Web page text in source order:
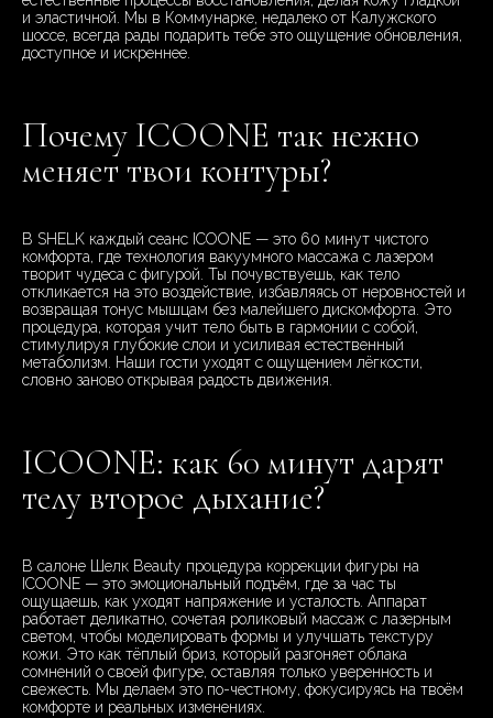
и эластичной. Мы в Коммунарке, недалеко от Калужского
шоссе, всегда рады подарить тебе это ощущение обновления,
доступное и искреннее.
Почему ICOONE так нежно
меняет твои контуры?
В SHELK каждый сеанс ICOONE — это 60 минут чистого
комфорта, где технология вакуумного массажа с лазером
творит чудеса с фигурой. Ты почувствуешь, как тело
откликается на это воздействие, избавляясь от неровностей и
возвращая тонус мышцам без малейшего дискомфорта. Это
процедура, которая учит тело быть в гармонии с собой,
стимулируя глубокие слои и усиливая естественный
метаболизм. Наши гости уходят с ощущением лёгкости,
словно заново открывая радость движения.
ICOONE: как 60 минут дарят
телу второе дыхание?
В салоне Шелк Beauty процедура коррекции фигуры на
ICOONE — это эмоциональный подъём, где за час ты
ощущаешь, как уходят напряжение и усталость. Аппарат
работает деликатно, сочетая роликовый массаж с лазерным
светом, чтобы моделировать формы и улучшать текстуру
кожи. Это как тёплый бриз, который разгоняет облака
сомнений о своей фигуре, оставляя только уверенность и
свежесть. Мы делаем это по-честному, фокусируясь на твоём
комфорте и реальных изменениях.